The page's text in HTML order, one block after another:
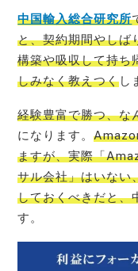
中国輸入総合研究所
と、契約期間やしば
構築や吸収して持ち
しみなく教えつくし
経験豊富で勝つ、な
になります。
ますが、実際「
サル会社」はいない
しておくべきだと、
す。